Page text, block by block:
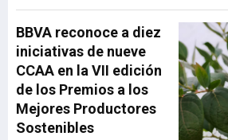
ha repasado la evolución
de la operadora vasca
desde su creación hasta su
integración en MásMóvil,
compartiendo las
principales decisiones
estratégicas que marcaron
su trayectoria y las
BBVA reconoce a diez
iniciativas de nueve
CCAA en la VII edición
de los Premios a los
Mejores Productores
Sostenibles